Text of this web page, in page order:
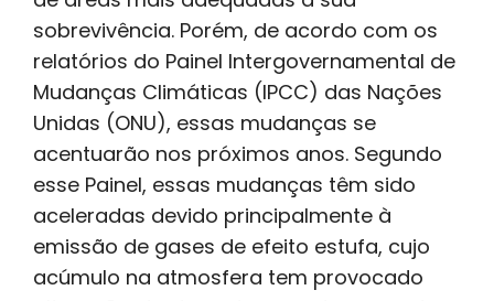
sobrevivência. Porém, de acordo com os
relatórios do Painel Intergovernamental de
Mudanças Climáticas (IPCC) das Nações
Unidas (ONU), essas mudanças se
acentuarão nos próximos anos. Segundo
esse Painel, essas mudanças têm sido
aceleradas devido principalmente à
emissão de gases de efeito estufa, cujo
acúmulo na atmosfera tem provocado